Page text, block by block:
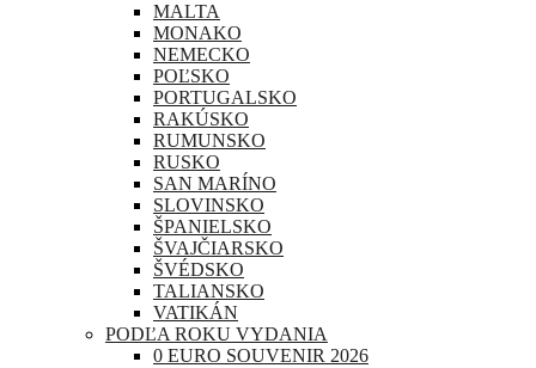
MALTA
MONAKO
NEMECKO
POĽSKO
PORTUGALSKO
RAKÚSKO
RUMUNSKO
RUSKO
SAN MARÍNO
SLOVINSKO
ŠPANIELSKO
ŠVAJČIARSKO
ŠVÉDSKO
TALIANSKO
VATIKÁN
PODĽA ROKU VYDANIA
0 EURO SOUVENIR 2026